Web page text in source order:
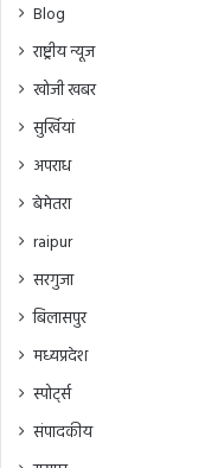
Blog
राष्ट्रीय न्यूज
खोजी खबर
सुर्खियां
अपराध
बेमेतरा
raipur
सरगुजा
बिलासपुर
मध्यप्रदेश
स्पोर्ट्स
संपादकीय